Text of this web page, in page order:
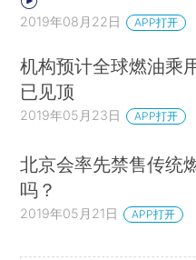
2019年08月22日 APP打开
机构预计全球燃油乘
已见顶
2019年05月23日 APP打开
北京会率先禁售传统
吗？
2019年05月21日 APP打开